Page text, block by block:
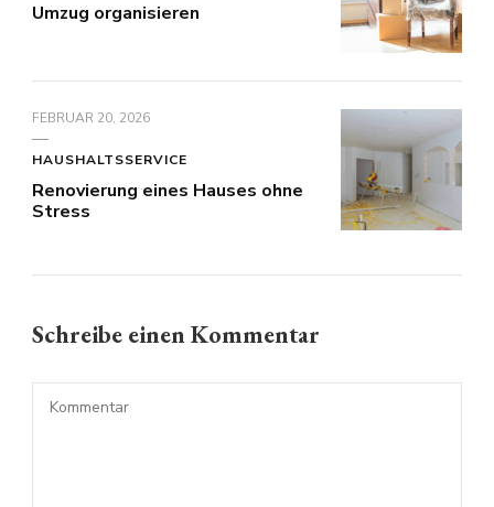
Umzug organisieren
FEBRUAR 20, 2026
HAUSHALTSSERVICE
Renovierung eines Hauses ohne
Stress
Schreibe einen Kommentar